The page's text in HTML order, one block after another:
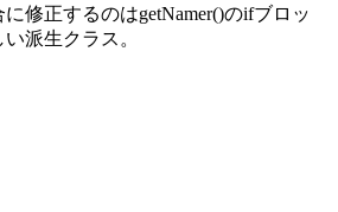
修正するのはgetNamer()のifブロッ
派生クラス。